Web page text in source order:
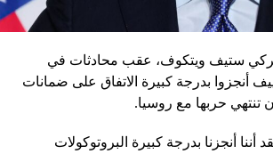
ستيف ويتكوف، عقب محادثات في
أنجزوا بدرجة كبيرة الاتفاق على ضمانات
أن تنتهي حربها مع روسيا.
أننا أنجزنا بدرجة كبيرة البروتوكولات